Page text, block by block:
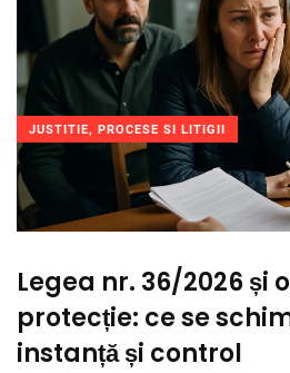
JUSTITIE, PROCESE SI LITIGII
Legea nr. 36/2026 și
protecție: ce se
instanță și control